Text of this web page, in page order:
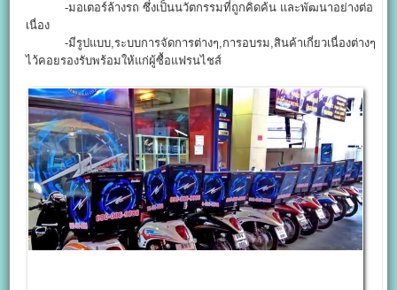
-มอเตอร์ล้างรถ ซึ่งเป็นนวัตกรรมที่ถูกคิดค้น และพัฒนาอย่างต่อ
เนื่อง
-มีรูปแบบ,ระบบการจัดการต่างๆ,การอบรม,สินค้าเกี่ยวเนื่องต่างๆ
ไว้คอยรองรับพร้อมให้แก่ผู้ซื้อแฟรนไชส์